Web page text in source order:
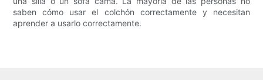
saben cómo usar el colchón correctamente y necesitan
aprender a usarlo correctamente.